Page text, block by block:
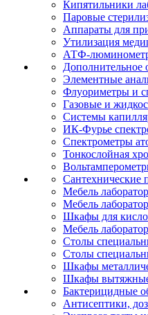
Кипятильники
Паровые
Аппараты для
Утилизация
АТФ-
Дополнительное
Элементные
Флуориметры и
Газовые и
Системы
ИК-Фурье
Спектрометры
Тонкослойная
Сантехнические
Мебель
Мебель
Шкафы для
Мебель
Столы
Столы
Шкафы
Шкафы
Бактерицидные
Антисептики,